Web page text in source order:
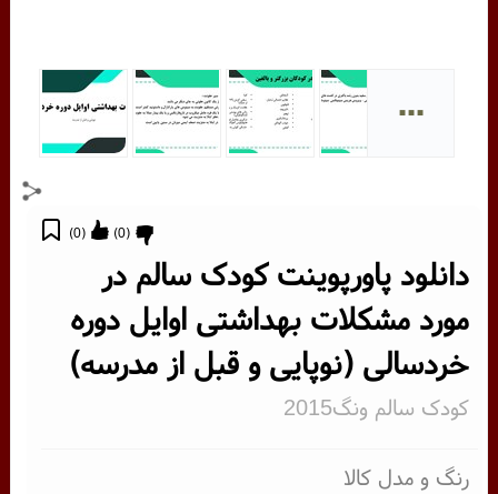
...
(
0
) (
0
)
دانلود پاورپوینت کودک سالم در
مورد مشکلات بهداشتی اوایل دوره
خردسالی (نوپایی و قبل از مدرسه)
کودک سالم ونگ2015
رنگ و مدل کالا